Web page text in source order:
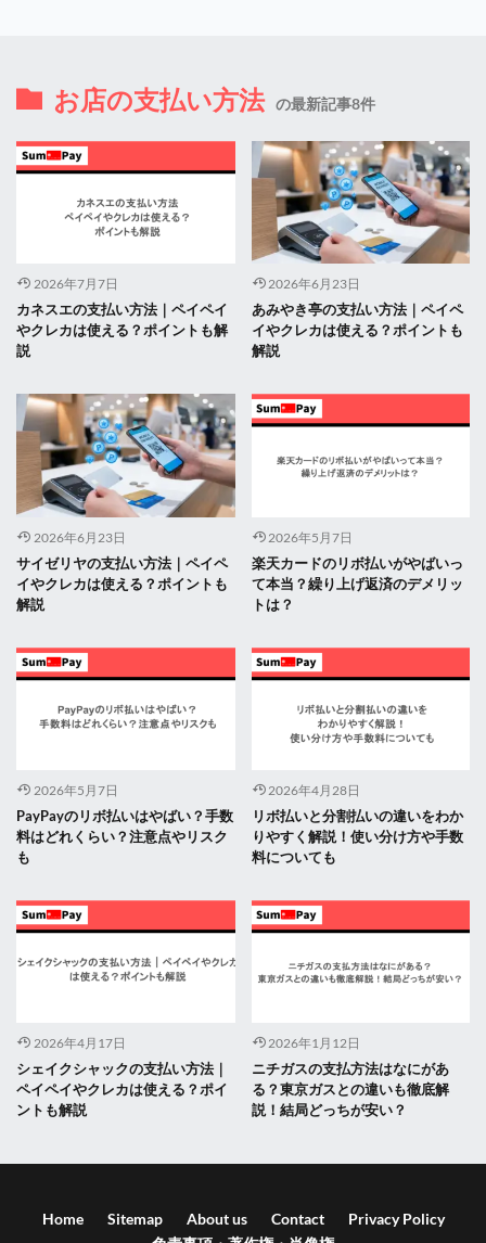
お店の支払い方法 の最新記事8件
2026年7月7日
カネスエの支払い方法｜ペイペイ
やクレカは使える？ポイントも解
説
2026年6月23日
あみやき亭の支払い方法｜ペイペ
イやクレカは使える？ポイントも
解説
2026年6月23日
サイゼリヤの支払い方法｜ペイペ
イやクレカは使える？ポイントも
解説
2026年5月7日
楽天カードのリボ払いがやばいっ
て本当？繰り上げ返済のデメリッ
トは？
2026年5月7日
PayPayのリボ払いはやばい？手数
料はどれくらい？注意点やリスク
も
2026年4月28日
リボ払いと分割払いの違いをわか
りやすく解説！使い分け方や手数
料についても
2026年4月17日
シェイクシャックの支払い方法｜
ペイペイやクレカは使える？ポイ
ントも解説
2026年1月12日
ニチガスの支払方法はなにがあ
る？東京ガスとの違いも徹底解
説！結局どっちが安い？
Home Sitemap About us Contact
Privacy Policy